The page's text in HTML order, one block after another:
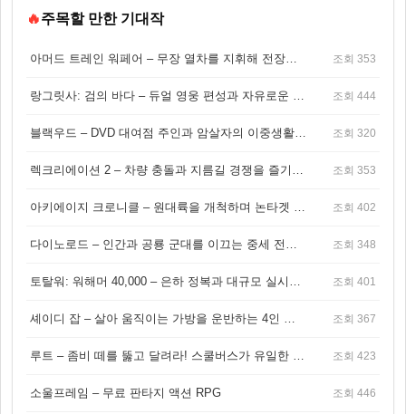
🔥주목할 만한 기대작
아머드 트레인 워페어 – 무장 열차를 지휘해 전장을 돌파하는 생존 전투 게임 조회 353
랑그릿사: 검의 바다 – 듀얼 영웅 편성과 자유로운 탐험을 결합한 판타지 전략 RPG 조회 444
블랙우드 – DVD 대여점 주인과 암살자의 이중생활을 그린 3인칭 액션 스릴러 게임 조회 320
렉크리에이션 2 – 차량 충돌과 지름길 경쟁을 즐기는 오픈월드 아케이드 레이싱 게임 조회 353
아키에이지 크로니클 – 원대륙을 개척하며 논타겟 전투를 즐기는 오픈월드 MMORPG 조회 402
다이노로드 – 인간과 공룡 군대를 이끄는 중세 전략 액션 RPG 조회 348
토탈워: 워해머 40,000 – 은하 정복과 대규모 실시간 전투가 결합된 전략 게임! 조회 401
셰이디 잡 – 살아 움직이는 가방을 운반하는 4인 협동 물리 어드벤처 게임 조회 367
루트 – 좀비 떼를 뚫고 달려라! 스쿨버스가 유일한 집이 되는 4인 협동 생존 게임 조회 423
소울프레임 – 무료 판타지 액션 RPG 조회 446